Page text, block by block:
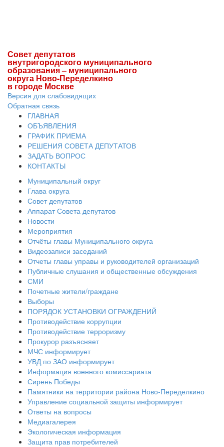
Совет депутатов
внутригородского муниципального
образования – муниципального
округа Ново-Переделкино
в городе Москве
Версия для слабовидящих
Обратная связь
ГЛАВНАЯ
ОБЪЯВЛЕНИЯ
ГРАФИК ПРИЕМА
РЕШЕНИЯ СОВЕТА ДЕПУТАТОВ
ЗАДАТЬ ВОПРОС
КОНТАКТЫ
Муниципальный округ
Глава округа
Совет депутатов
Аппарат Совета депутатов
Новости
Мероприятия
Отчёты главы Муниципального округа
Видеозаписи заседаний
Отчеты главы управы и руководителей организаций
Публичные слушания и общественные обсуждения
СМИ
Почетные жители/граждане
Выборы
ПОРЯДОК УСТАНОВКИ ОГРАЖДЕНИЙ
Противодействие коррупции
Противодействие терроризму
Прокурор разъясняет
МЧС информирует
УВД по ЗАО информирует
Информация военного комиссариата
Сирень Победы
Памятники на территории района Ново-Переделкино
Управление социальной защиты информирует
Ответы на вопросы
Медиагалерея
Экологическая информация
Защита прав потребителей